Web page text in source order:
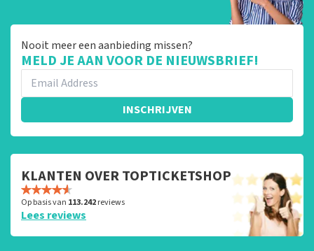
Nooit meer een aanbieding missen?
MELD JE AAN VOOR DE NIEUWSBRIEF!
INSCHRIJVEN
KLANTEN OVER TOPTICKETSHOP
Op basis van 113.242reviews
Lees reviews